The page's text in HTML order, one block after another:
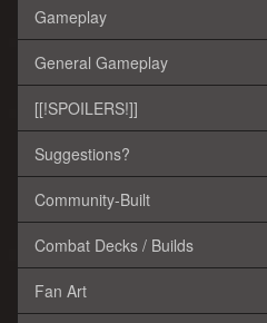
Gameplay
General Gameplay
[[!SPOILERS!]]
Suggestions?
Community-Built
Combat Decks / Builds
Fan Art